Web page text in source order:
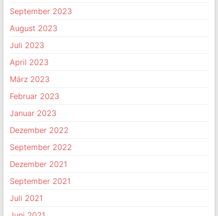
September 2023
August 2023
Juli 2023
April 2023
März 2023
Februar 2023
Januar 2023
Dezember 2022
September 2022
Dezember 2021
September 2021
Juli 2021